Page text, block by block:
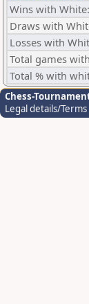
Wins with White:
Draws with
Losses with
Total games
Total % with
Chess-
Legal details/